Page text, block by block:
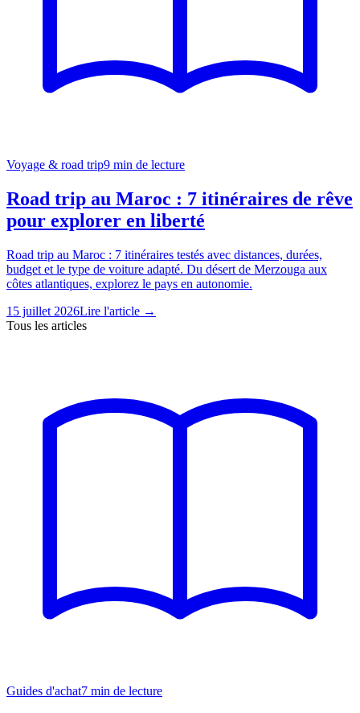
Voyage & road trip9 min de lecture
Road trip au Maroc : 7 itinéraires de rêve
pour explorer en liberté
Road trip au Maroc : 7 itinéraires testés avec distances, durées,
budget et le type de voiture adapté. Du désert de Merzouga aux
côtes atlantiques, explorez le pays en autonomie.
15 juillet 2026Lire l'article →
Tous les articles
Guides d'achat7 min de lecture